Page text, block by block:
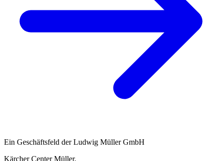
Ein Geschäftsfeld der Ludwig Müller GmbH
Kärcher Center Müller.